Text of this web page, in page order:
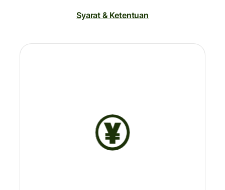
Syarat & Ketentuan